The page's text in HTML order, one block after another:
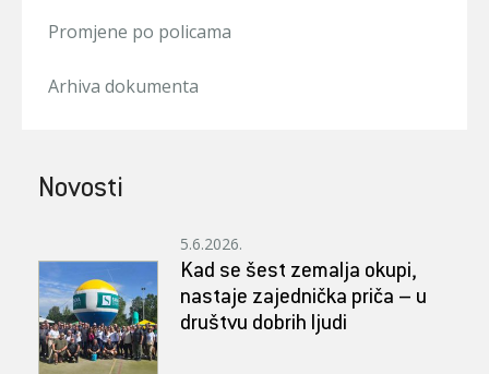
Promjene po policama
Arhiva dokumenta
Novosti
5.6.2026.
Kad se šest zemalja okupi,
nastaje zajednička priča – u
društvu dobrih ljudi